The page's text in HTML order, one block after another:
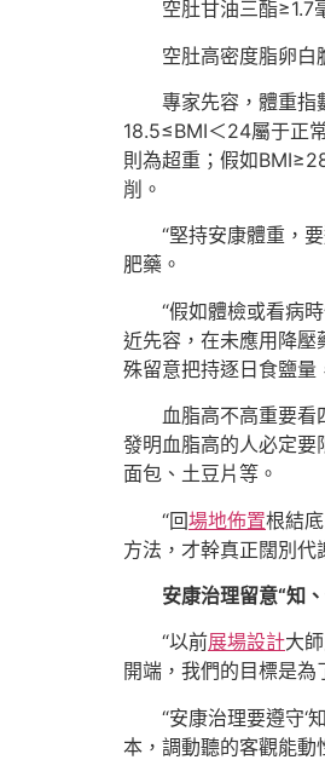
空肚甘油三酯≥1.7
空肚高密度脂卵白
專家先容，體重指
18.5≤BMI＜24屬于正
則為超重；假如
削。
“堅持安康體重，
肥藥。
“假如體檢或看病
近先容，在未應用降
殊留意把持逐日食鹽量
血脂高不高重要看
發明血脂高的人必定要
面包、土豆片等。
“回場地佈置根結
方法，才幹真正闊別代
安康治理留意“知
“以前展場設計大
開端，我們的目標是
“安康治理要遵守‘
本，調動聽的客觀能動